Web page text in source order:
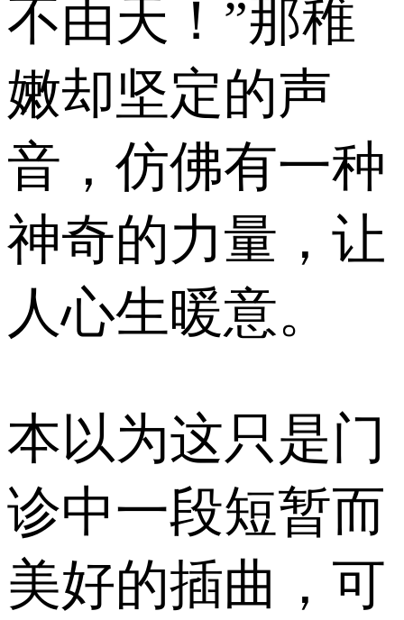
不由天！”那稚
嫩却坚定的声
音，仿佛有一种
神奇的力量，让
人心生暖意。
本以为这只是门
诊中一段短暂而
美好的插曲，可